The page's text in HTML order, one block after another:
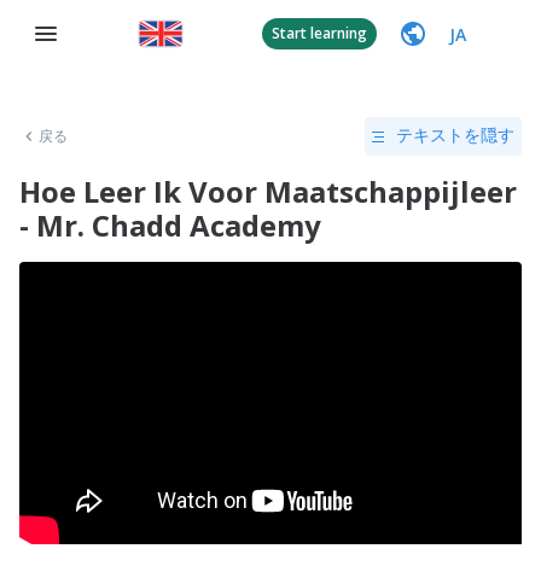
Start learning JA
戻る テキストを隠す
Hoe Leer Ik Voor Maatschappijleer
- Mr. Chadd Academy